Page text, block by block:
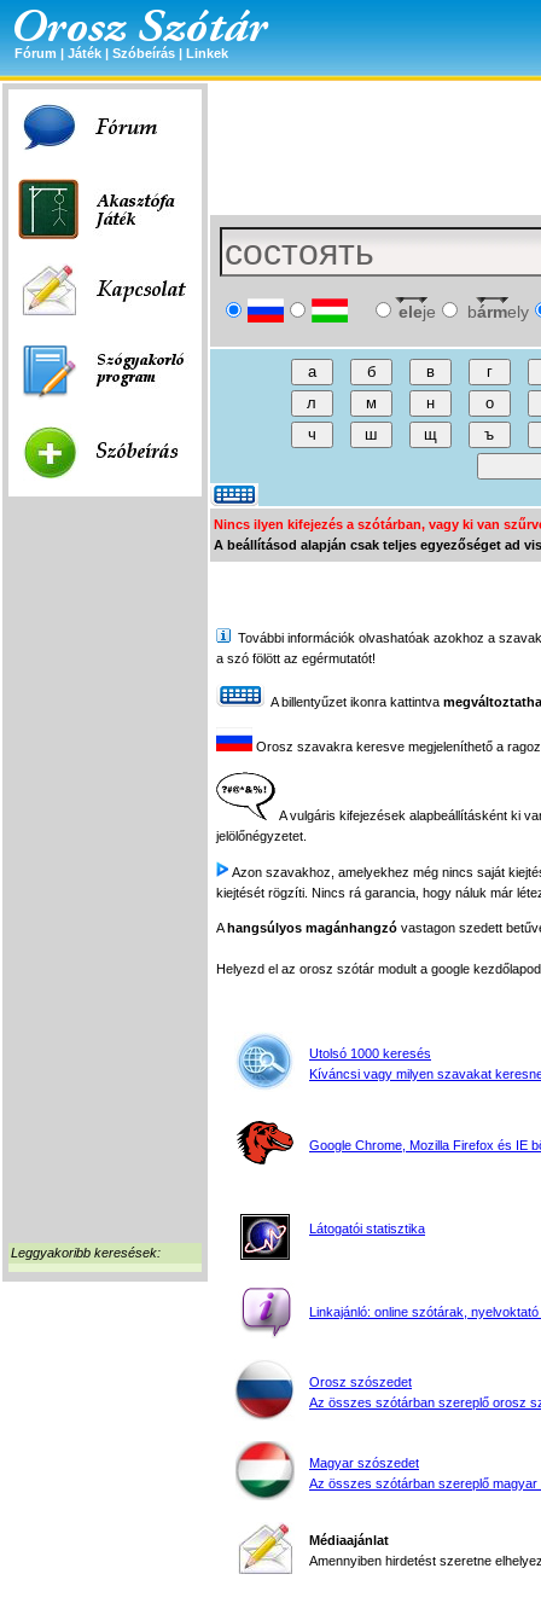
Fórum | Játék | Szóbeírás | Linkek
Leggyakoribb keresések:
eleje bármely
Nincs ilyen kifejezés a szótárban, vagy ki van
A beállításod alapján csak teljes egyezőséget ad
További információk olvashatóak azokhoz a
a szó fölött az egérmutatót!
A billentyűzet ikonra kattintva
Orosz szavakra keresve megjeleníthető a
A vulgáris kifejezések alapbeállításként ki
jelölőnégyzetet.
Azon szavakhoz, amelyekhez még nincs saját
kiejtését rögzíti. Nincs rá garancia, hogy náluk már
Ahangsúlyos magánhangzó vastagon szedett
Helyezd el az orosz szótár modult a google
Utolsó 1000 keresés
Kíváncsi vagy milyen szavakat
Google Chrome, Mozilla Firefox és IE
Látogatói statisztika
Linkajánló: online szótárak, nyelvoktató
Orosz szószedet
Az összes szótárban szereplő orosz
Magyar szószedet
Az összes szótárban szereplő magyar
Médiaajánlat
Amennyiben hirdetést szeretne